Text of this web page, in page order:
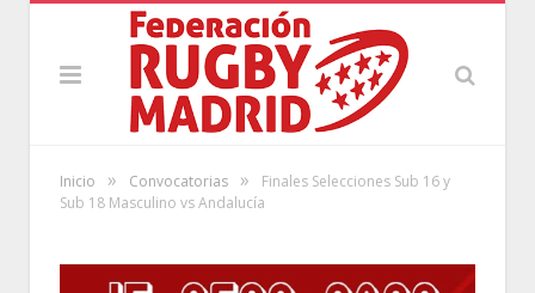
Inicio » Convocatorias »
Finales Selecciones Sub 16 y
Sub 18 Masculino vs Andalucía